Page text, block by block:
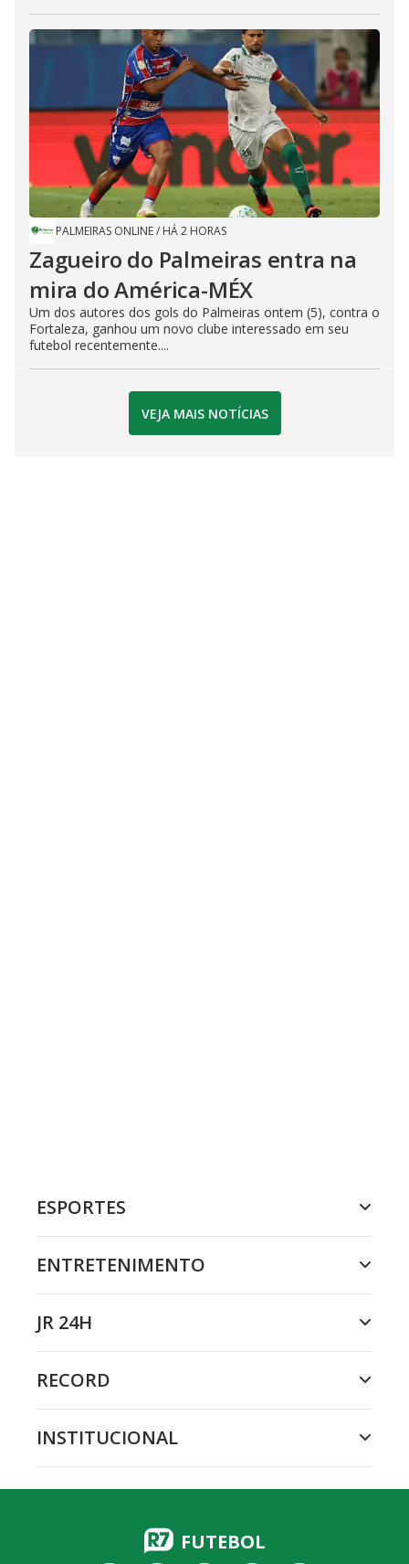
PALMEIRAS ONLINE/ HÁ 2 HORAS
Zagueiro do Palmeiras entra na
mira do América-MÉX
Um dos autores dos gols do Palmeiras ontem (5), contra o
Fortaleza, ganhou um novo clube interessado em seu
futebol recentemente....
VEJA MAIS NOTÍCIAS
ESPORTES
ENTRETENIMENTO
JR 24H
RECORD
INSTITUCIONAL
FUTEBOL